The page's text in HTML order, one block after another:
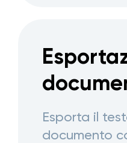
Esporta il
documento